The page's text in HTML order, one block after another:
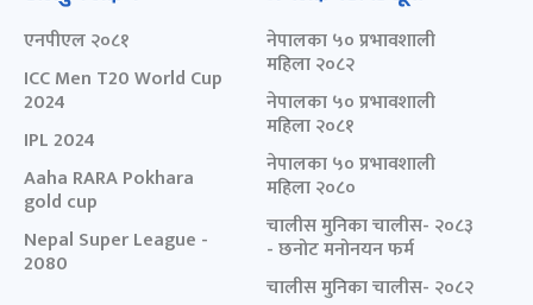
एनपीएल २०८१
ICC Men T20 World Cup
2024
IPL 2024
Aaha RARA Pokhara
gold cup
Nepal Super League -
2080
नेपालका ५० प्रभावशाली
महिला २०८२
नेपालका ५० प्रभावशाली
महिला २०८१
नेपालका ५० प्रभावशाली
महिला २०८०
चालीस मुनिका चालीस- २०८३
- छनोट मनोनयन फर्म
चालीस मुनिका चालीस- २०८२